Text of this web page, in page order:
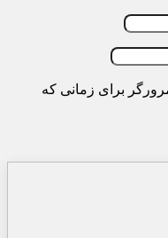
برای زمانی که